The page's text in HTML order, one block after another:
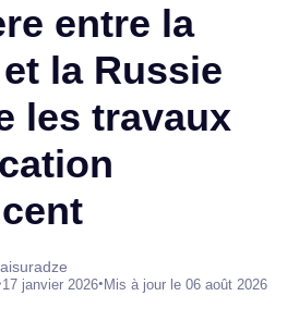
entre la
la Russie
les travaux
17 janvier 2026•Mis à jour le 06 août 2026